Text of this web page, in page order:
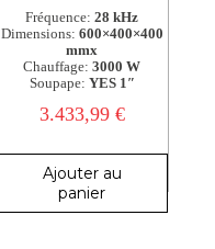
Fréquence: 28 kHz
Dimensions: 600×400×400
mmx
Chauffage: 3000 W
Soupape: YES 1″
3.433,99 €
Ajouter au
panier